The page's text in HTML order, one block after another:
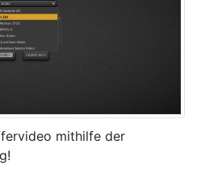
mithilfe der